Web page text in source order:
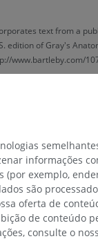
text from a
edition of Gray's
www.bartleby.com/
MEMBRO
informações
exemplo,
são
oferta de
de conteúdo
consulte o